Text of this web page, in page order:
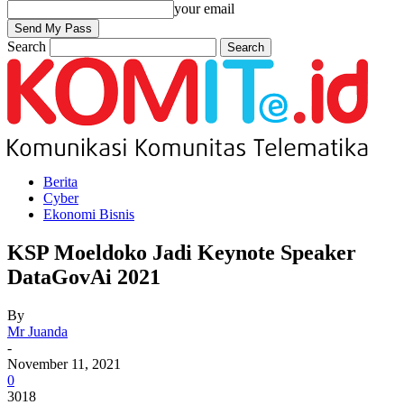
your email
Search
Berita
Cyber
Ekonomi Bisnis
KSP Moeldoko Jadi Keynote Speaker
DataGovAi 2021
By
Mr Juanda
-
November 11, 2021
0
3018